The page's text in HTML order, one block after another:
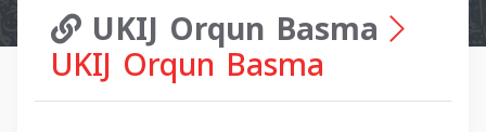
UKIJ Orqun Basma
UKIJ Orqun Basma